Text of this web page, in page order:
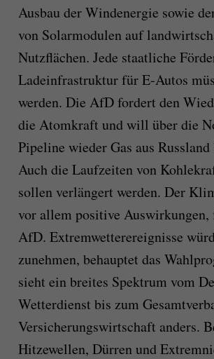
Ausbau der Windenergie sowie
von Solarmodulen auf
Nutzflächen. Jede staatliche
Ladeinfrastruktur für E-Autos
werden. Die AfD fordert den
die Atomkraft und will über die
Pipeline wieder Gas aus Russland
Auch die Laufzeiten von
sollen verlängert werden. Der
vor allem positive Auswirkungen,
AfD. Extremwetterereignisse
zunehmen, behauptet das
sieht ein breites Spektrum vom
Wetterdienst bis zum
Versicherungswirtschaft anders.
Hitzewellen, Dürren und